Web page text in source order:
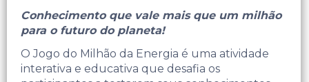
Conhecimento que vale mais que um milhão
para o futuro do planeta!
O Jogo do Milhão da Energia é uma atividade
interativa e educativa que desafia os